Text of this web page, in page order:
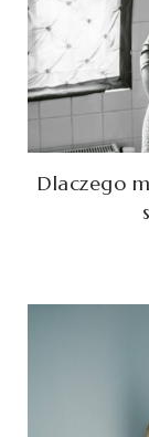
Dlaczego